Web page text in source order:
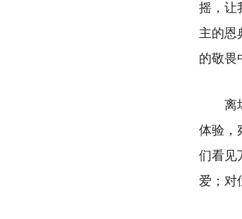
摇，让
主的恩
的敬畏
离
体验，
们看见
爱；对